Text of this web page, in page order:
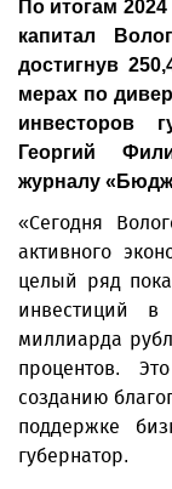
По итогам
капитал
достигнув
мерах по
инвесторов
Георгий
журналу
«Сегодня
активного
целый ряд
инвестиций в
миллиарда
процентов.
созданию
поддержке
губернатор.